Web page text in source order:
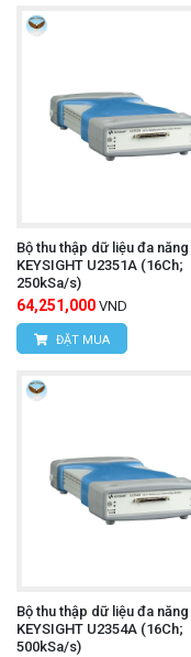
Bộ thu thập dữ liệu đa năng
KEYSIGHT U2351A (16Ch;
250kSa/s)
64,251,000 VND
ĐẶT MUA
Bộ thu thập dữ liệu đa năng
KEYSIGHT U2354A (16Ch;
500kSa/s)